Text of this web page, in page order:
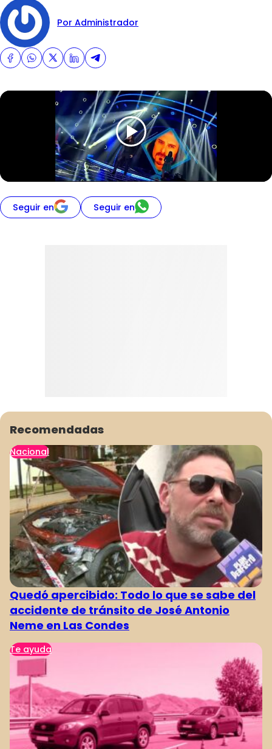
Por Administrador
Seguir en Seguir en
Recomendadas
Nacional
Quedó apercibido: Todo lo que se sabe del
accidente de tránsito de José Antonio
Neme en Las Condes
Te ayuda